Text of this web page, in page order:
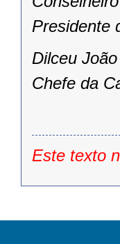
Presidente
Dilceu
Chefe da
Este texto